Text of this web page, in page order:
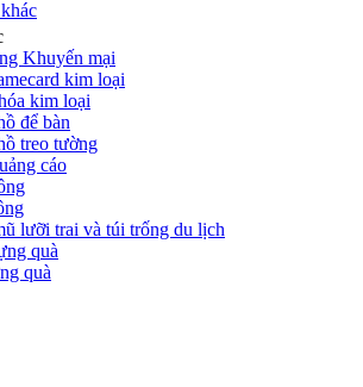
Khuyến mại
kim loại
kim loại
để bàn
treo tường
cáo
lưỡi trai và túi trống du lịch
quà
quà